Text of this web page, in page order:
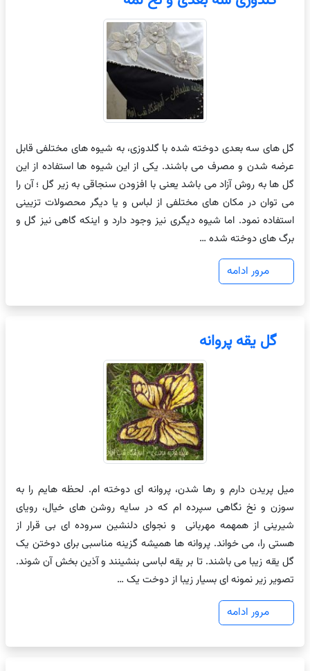
گل های سه بعدی دوخته شده با گلدوزی، به شیوه های مختلفی قابل
عرضه شدن و مصرف می باشند. یکی از این شیوه ها استفاده از این
گل ها به روش آزاد می باشد یعنی با افزودن سنجاقی به زیر گل ؛ آن را
می توان در مکان های مختلفی از لباس و یا دیگر محصولات تزیینی
استفاده نمود. اما شیوه دیگری نیز وجود دارد و اینکه گاهی نیز گل و
برگ های دوخته شده …
مرور ادامه
گل یقه پروانه
میل پریدن دارم و رها شدن، پروانه ای دوخته ام. لحظه هایم را به
سوزن و نخ نگاهی سپرده ام که در سایه روشن های خیال، رویای
شیرینی از همهمه مهربانی و نجوای دلنشین سروده ای بی قرار از
هستی را، می خواند. پروانه ها همیشه گزینه مناسبی برای دوختن یک
گل یقه زیبا می باشند. تا بر یقه لباسی بنشینند و آذین بخش آن شوند.
تصویر زیر نمونه ای بسیار زیبا از دوخت یک …
مرور ادامه